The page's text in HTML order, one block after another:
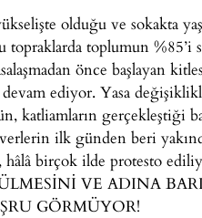
olduğu ve sokakta
toplumun %85’i
önce başlayan
devam ediyor. Yasa
katliamların gerçekleştiği
ilk günden beri
hâlâ birçok ilde protesto
VE ADINA
GÖRMÜYOR!